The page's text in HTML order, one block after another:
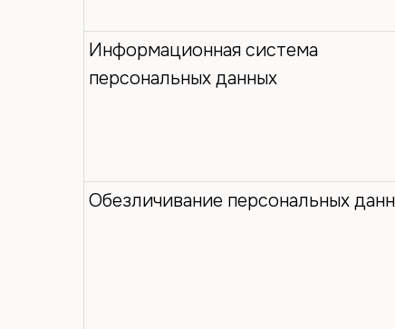
Информационная система
персональных данных
Обезличивание персональных